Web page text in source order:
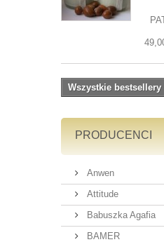
Wszystkie bestsellery
PRODUCENCI
Anwen
Attitude
Babuszka Agafia
BAMER